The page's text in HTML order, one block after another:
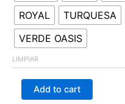
ROYAL
TURQUESA
VERDE OASIS
LIMPIAR
Add to cart